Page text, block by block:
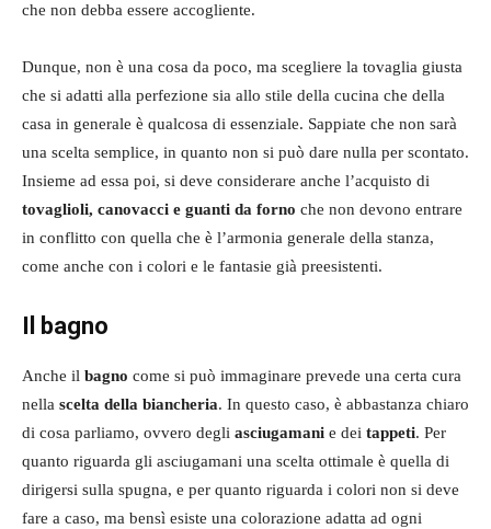
che non debba essere accogliente.
Dunque, non è una cosa da poco, ma scegliere la tovaglia giusta
che si adatti alla perfezione sia allo stile della cucina che della
casa in generale è qualcosa di essenziale. Sappiate che non sarà
una scelta semplice, in quanto non si può dare nulla per scontato.
Insieme ad essa poi, si deve considerare anche l’acquisto di
tovaglioli, canovacci e guanti da forno che non devono entrare
in conflitto con quella che è l’armonia generale della stanza,
come anche con i colori e le fantasie già preesistenti.
Il bagno
Anche il bagno come si può immaginare prevede una certa cura
nella scelta della biancheria. In questo caso, è abbastanza chiaro
di cosa parliamo, ovvero degli asciugamani e dei tappeti. Per
quanto riguarda gli asciugamani una scelta ottimale è quella di
dirigersi sulla spugna, e per quanto riguarda i colori non si deve
fare a caso, ma bensì esiste una colorazione adatta ad ogni